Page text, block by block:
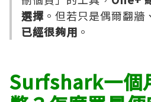
選擇 。但若只是偶爾翻牆
已經很夠用 。
Surfshark一個